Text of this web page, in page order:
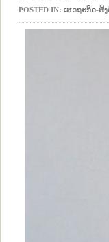
POSTED IN: ເສດ​ຖະ​ກິດ-ສັ